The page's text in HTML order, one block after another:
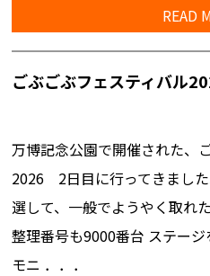
READ
ごぶごぶフェスティバル
万博記念公園で開催された、
2026 2日目に行ってきまし
選して、一般でようやく取れ
整理番号も9000番台 ステージ
モニ ．．．